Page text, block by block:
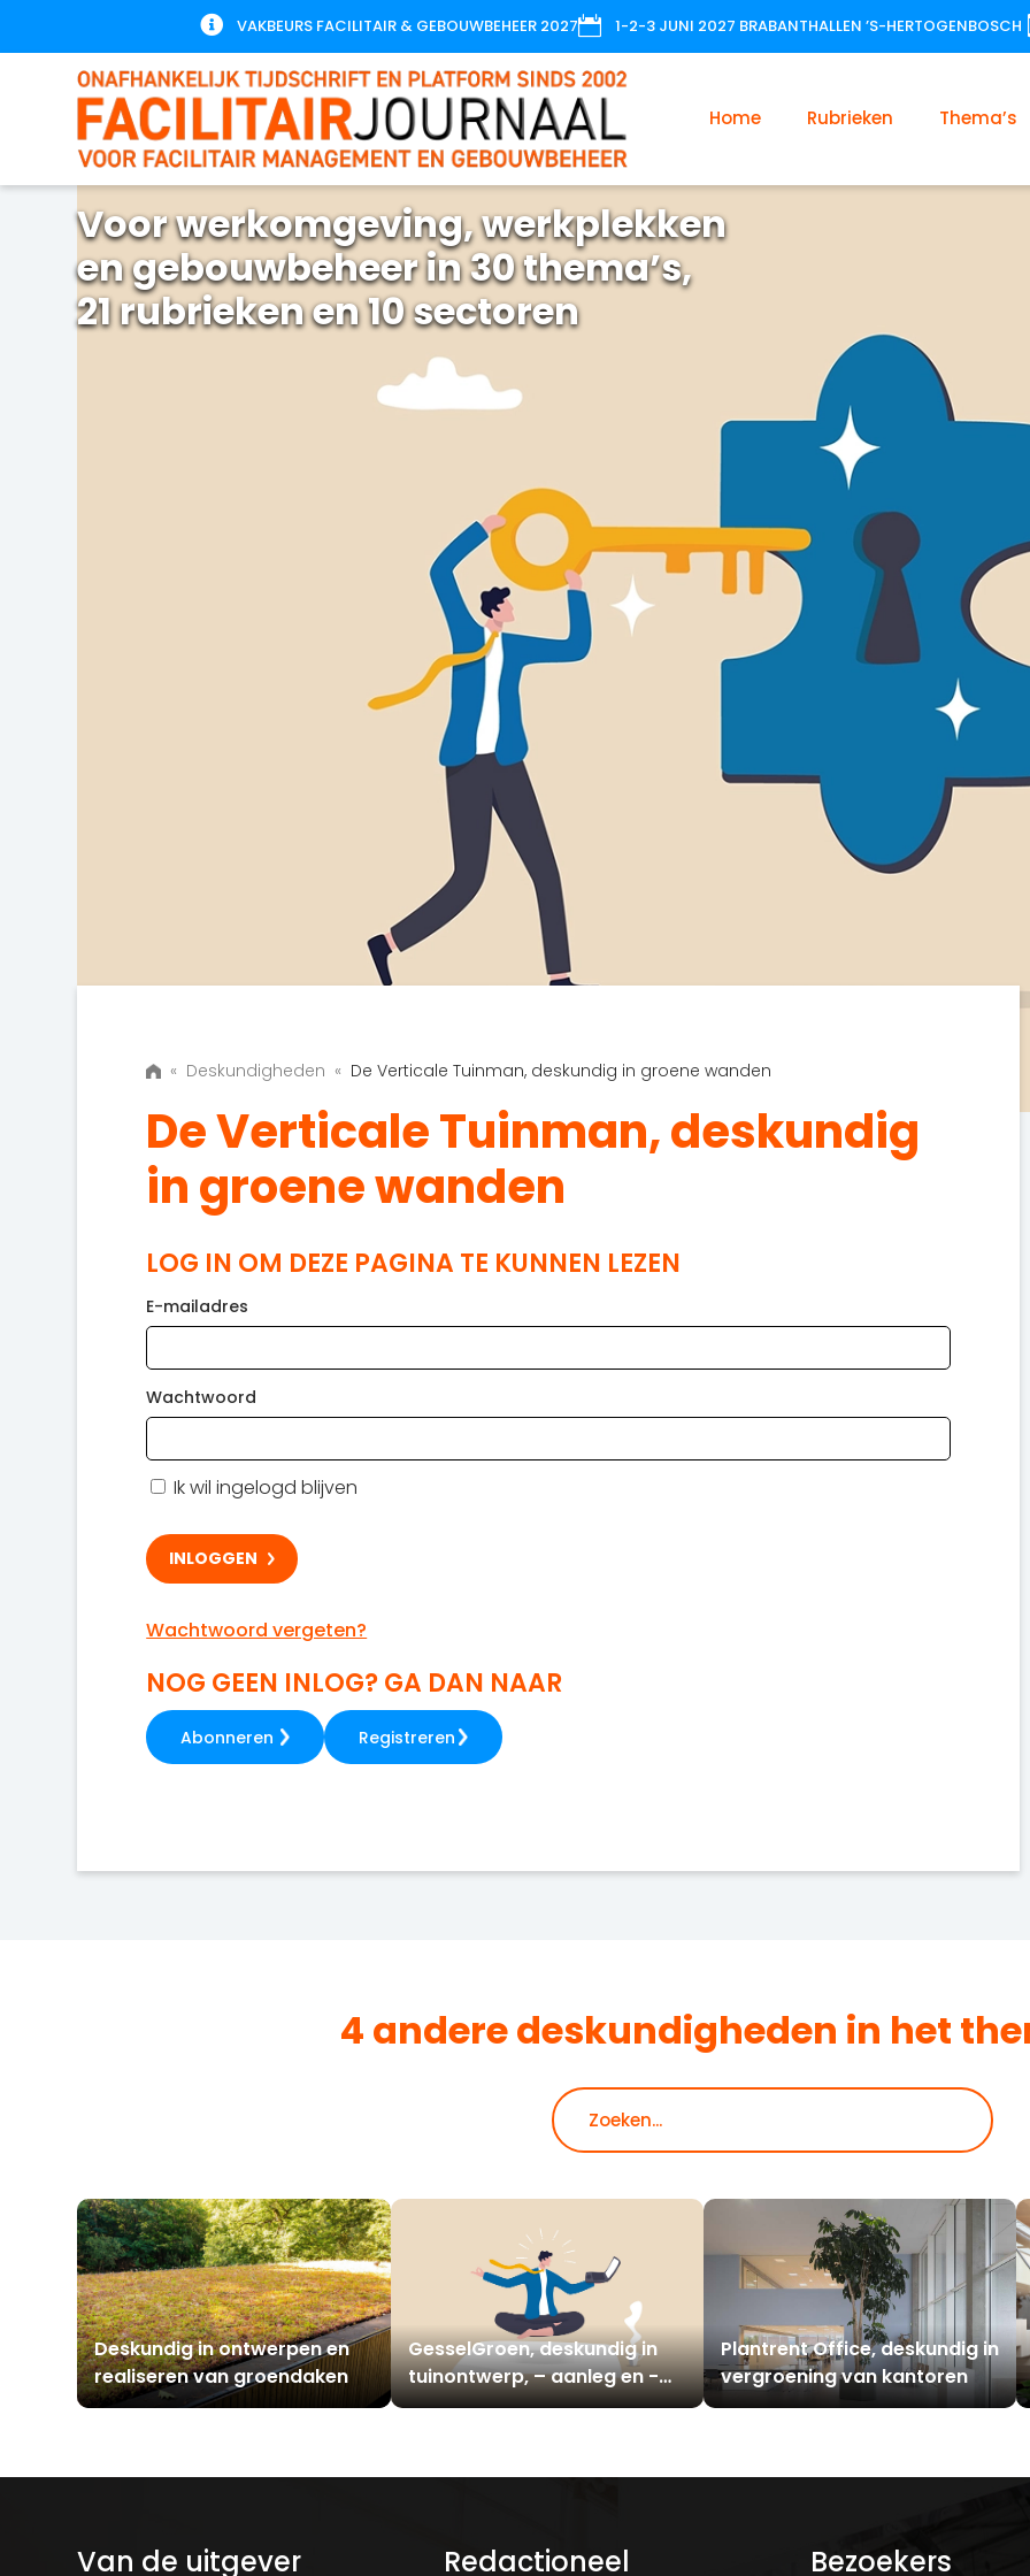
 VAKBEURS FACILITAIR & GEBOUWBEHEER 2027 1-2-3 JUNI 2027 BRABANTHALLEN ’S-HERTOGENBOSCH
Home Rubrieken Thema’s
Voor werkomgeving, werkplekken
en gebouwbeheer in 30 thema’s,
21 rubrieken en 10 sectoren
« Deskundigheden « De Verticale Tuinman, deskundig in groene wanden
De Verticale Tuinman, deskundig
in groene wanden
LOG IN OM DEZE PAGINA TE KUNNEN LEZEN
E-mailadres
Wachtwoord
Ik wil ingelogd blijven
Wachtwoord vergeten?
NOG GEEN INLOG? GA DAN NAAR
Abonneren Registreren
4 andere deskundigheden in het
Deskundig in ontwerpen en
realiseren van groendaken
GesselGroen, deskundig in
tuinontwerp, – aanleg en -
onderhoud
Plantrent Office, deskundig in
vergroening van kantoren
Van de uitgever Redactioneel Bezoekers